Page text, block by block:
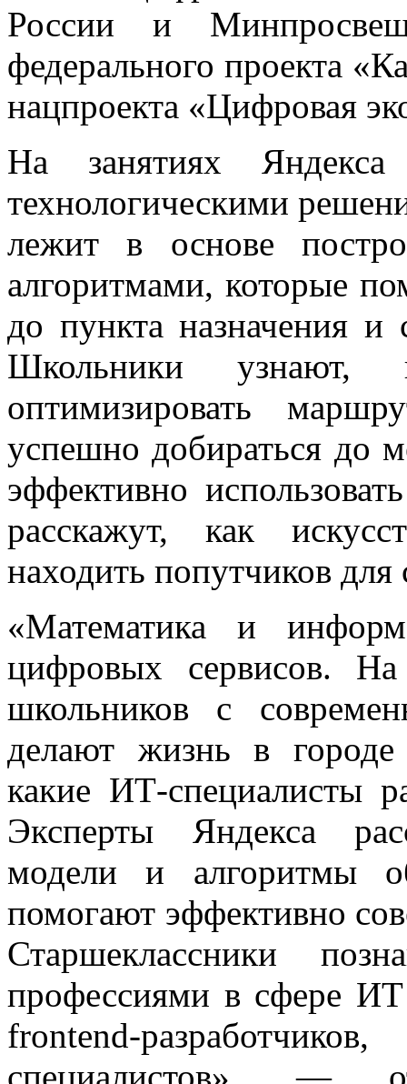
России и
федерального проекта
нацпроекта «Цифровая
На занятиях Яндекса
технологическими
лежит в основе
алгоритмами, которые
до пункта назначения и
Школьники
оптимизировать
успешно добираться до
эффективно
расскажут, как
находить попутчиков для
«Математика и
цифровых сервисов.
школьников с
делают жизнь в городе
какие ИТ-специалисты
Эксперты Яндекса
модели и алгоритмы
помогают эффективно
Старшеклассники
профессиями в сфере
frontend-
специалистов», —